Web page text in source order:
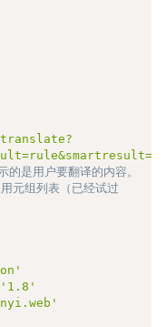
是用户要翻译的内容。
元组列表（已经试过
'1.8'